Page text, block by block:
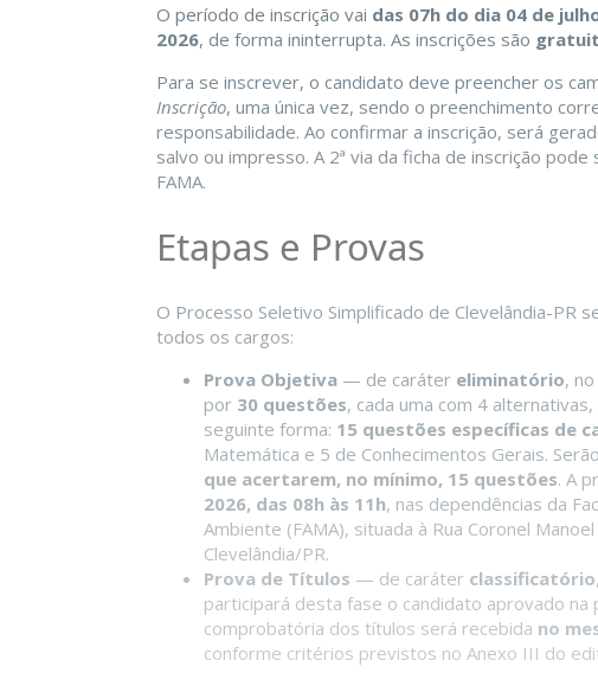
O período de inscrição vai das 07h do dia 04 de
2026, de forma ininterrupta. As inscrições são
Para se inscrever, o candidato deve preencher os
Inscrição, uma única vez, sendo o preenchimento
responsabilidade. Ao confirmar a inscrição, será
salvo ou impresso. A 2ª via da ficha de inscrição
FAMA.
Etapas e Provas
O Processo Seletivo Simplificado de Clevelândia-PR
todos os cargos:
Prova Objetiva — de caráter eliminatório,
por 30 questões, cada uma com 4
seguinte forma: 15 questões específicas de
Matemática e 5 de Conhecimentos Gerais.
que acertarem, no mínimo, 15 questões. A
2026, das 08h às 11h, nas dependências da
Ambiente (FAMA), situada à Rua Coronel
Clevelândia/PR.
Prova de Títulos — de caráter classificatório
participará desta fase o candidato aprovado na
comprobatória dos títulos será recebida no
conforme critérios previstos no Anexo III do